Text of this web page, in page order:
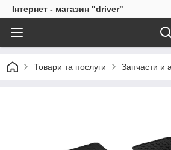
Інтернет - магазин "driver"
Товари та послуги Запчасти и